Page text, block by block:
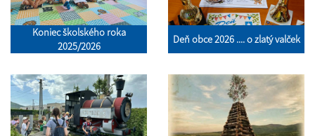
Koniec školského roka
2025/2026
Deň obce 2026 .... o zlatý valček